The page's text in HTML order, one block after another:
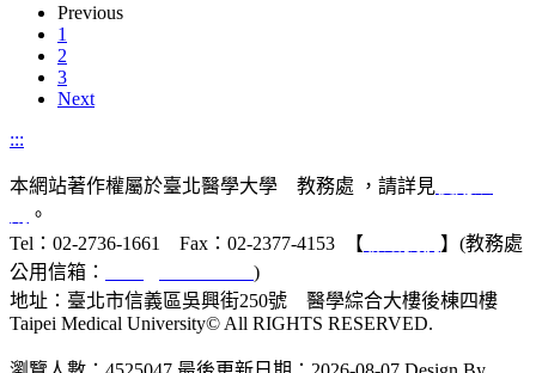
Previous
1
2
3
Next
:::
本網站著作權屬於臺北醫學大學 教務處 ，請詳見
。
Tel：02-2736-1661 Fax：02-2377-4153 【
】(教務處
公用信箱：
)
地址：臺北市信義區吳興街250號 醫學綜合大樓後棟四樓
Taipei Medical University© All RIGHTS RESERVED.